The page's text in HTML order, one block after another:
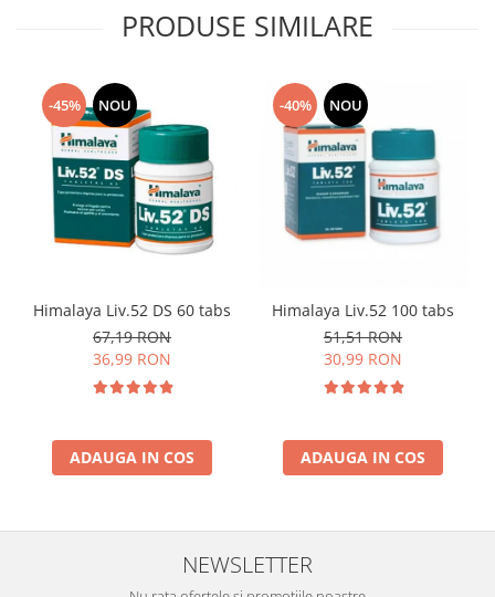
PRODUSE SIMILARE
-45% NOU
Himalaya Liv.52 DS 60 tabs
67,19 RON
36,99 RON
ADAUGA IN COS
-40% NOU
Himalaya Liv.52 100 tabs
51,51 RON
30,99 RON
ADAUGA IN COS
NEWSLETTER